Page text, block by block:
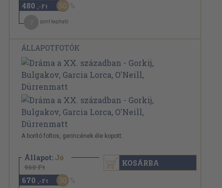
480 ,-Ft 50
pont kapható
ÁLLAPOTFOTÓK
A borító foltos, gerincének éle kopott.
Állapot: Jó
960 Ft
670 ,-Ft 30
KOSÁRBA